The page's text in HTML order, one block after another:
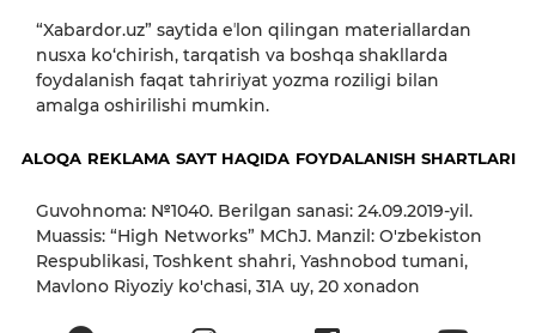
“Xabardor.uz” saytida eʼlon qilingan materiallardan
nusxa ko‘chirish, tarqatish va boshqa shakllarda
foydalanish faqat tahririyat yozma roziligi bilan
amalga oshirilishi mumkin.
ALOQA REKLAMA SAYT HAQIDA FOYDALANISH SHARTLARI
Guvohnoma: №1040. Berilgan sanasi: 24.09.2019-yil.
Muassis: “High Networks” MChJ. Manzil: O'zbekiston
Respublikasi, Toshkent shahri, Yashnobod tumani,
Mavlono Riyoziy ko'chasi, 31А uy, 20 xonadon